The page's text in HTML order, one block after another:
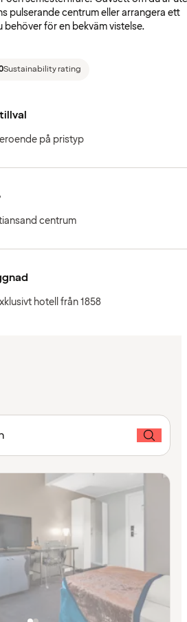
pulserande centrum eller arrangera ett
för en bekväm vistelse.
Sustainability rating
på pristyp
centrum
hotell från 1858